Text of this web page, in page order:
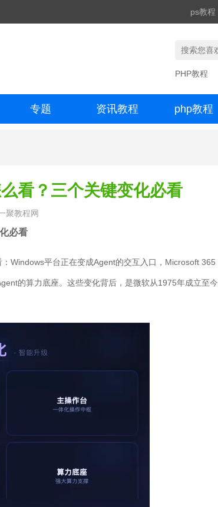
ps教程
PHP教程
专题 资讯教程 php教程
看？三个关键变化必看
聚教程网
必看
Windows平台正在变成Agent的交互入口，Microsoft 365
的算力底座。这些变化背后，是微软从1975年成立至今